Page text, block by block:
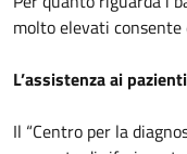
molto elevati
L’assistenza ai
Il “Centro per la